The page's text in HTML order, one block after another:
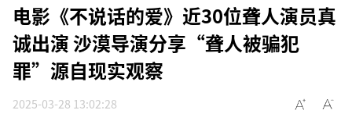
电影《不说话的爱》近30位聋人演员真
诚出演 沙漠导演分享“聋人被骗犯
罪”源自现实观察
2025-03-28 13:02:28